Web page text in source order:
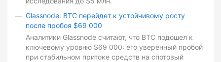
Glassnode: BTC перейдет к устойчивому росту
после пробоя $69 000
Аналитики Glassnode считают, что BTC подошел к
ключевому уровню $69 000: его уверенный пробой
при стабильном притоке средств на спотовый